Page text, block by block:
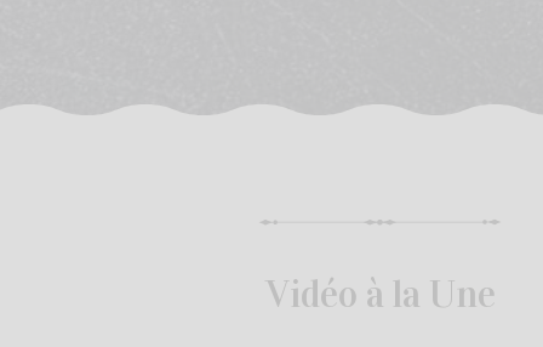
Vidéo à la Une